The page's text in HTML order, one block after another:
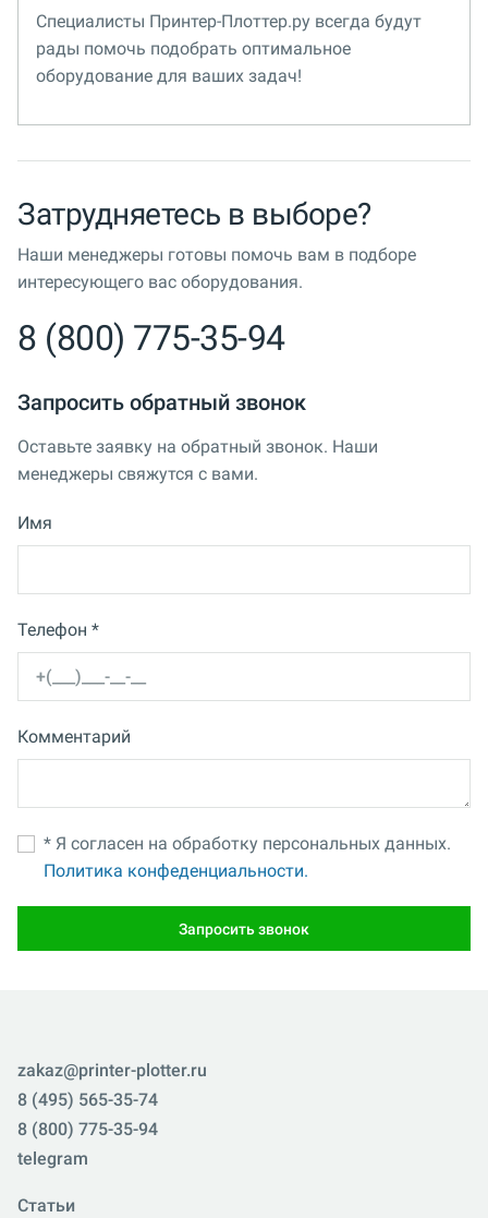
Специалисты Принтер-Плоттер.ру всегда будут
рады помочь подобрать оптимальное
оборудование для ваших задач!
Затрудняетесь в выборе?
Наши менеджеры готовы помочь вам в подборе
интересующего вас оборудования.
8 (800) 775-35-94
Запросить обратный звонок
Оставьте заявку на обратный звонок. Наши
менеджеры свяжутся с вами.
Имя
Телефон *
Комментарий
* Я согласен на обработку персональных данных.
Политика конфеденциальности.
Запросить звонок
zakaz@printer-plotter.ru
8 (495) 565-35-74
8 (800) 775-35-94
telegram
Статьи